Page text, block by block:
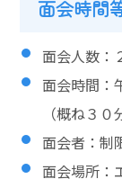
面会時間
面会人数：
面会時間：
（概ね３０
面会者：制
面会場所：